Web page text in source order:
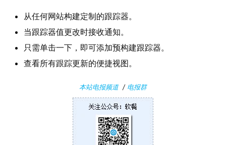
关
于
从任何网站构建定制的跟踪器。
当跟踪器值更改时接收通知。
只需单击一下，即可添加预构建跟踪器。
查看所有跟踪更新的便捷视图。
本站电报频道/ 电报群